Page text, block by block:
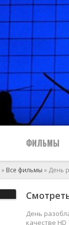
ФИЛЬМЫ
2024
» Все фильмы » День
День
качестве